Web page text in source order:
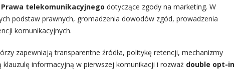
Prawa telekomunikacyjnego dotyczące zgody na marketing. W
podstaw prawnych, gromadzenia dowodów zgód, prowadzenia
komunikacyjnych.
zapewniają transparentne źródła, politykę retencji, mechanizmy
informacyjną w pierwszej komunikacji i rozważ double opt-in